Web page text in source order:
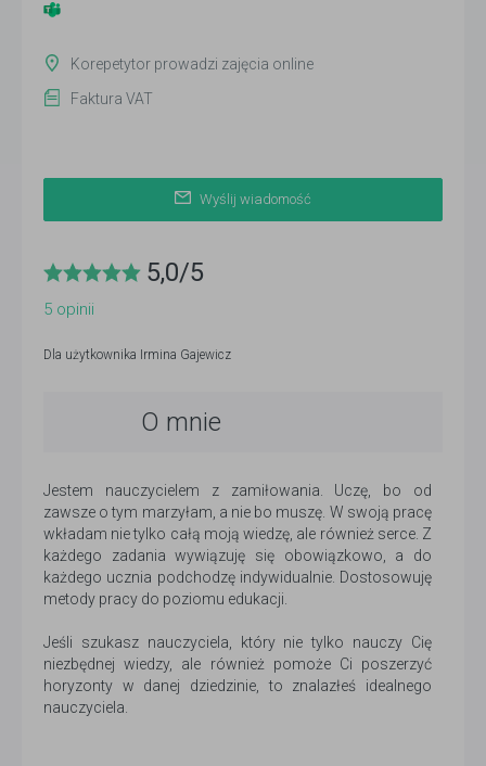
Korepetytor prowadzi zajęcia online
Faktura VAT
Wyślij wiadomość
5,0/5
5 opinii
Dla użytkownika Irmina Gajewicz
O mnie
Jestem nauczycielem z zamiłowania. Uczę, bo od
zawsze o tym marzyłam, a nie bo muszę. W swoją pracę
wkładam nie tylko całą moją wiedzę, ale również serce. Z
każdego zadania wywiązuję się obowiązkowo, a do
każdego ucznia podchodzę indywidualnie. Dostosowuję
metody pracy do poziomu edukacji.
Jeśli szukasz nauczyciela, który nie tylko nauczy Cię
niezbędnej wiedzy, ale również pomoże Ci poszerzyć
horyzonty w danej dziedzinie, to znalazłeś idealnego
nauczyciela.